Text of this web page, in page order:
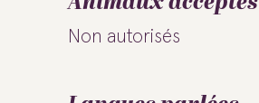
Non autorisés